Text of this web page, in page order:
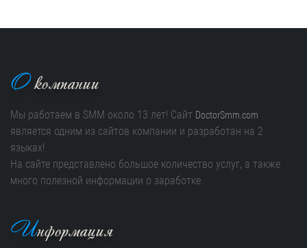
Окомпании
Мы работаем в SMM около 13 лет! Сайт DoctorSmm.com
является одним из сайтов компании и разработан на 2
языках!
На сайте представлено большое количество услуг, а также
много полезной информации о заработке.
Информация